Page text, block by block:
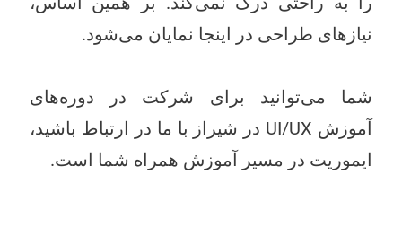
نیازهای طراحی در اینجا نمایان می‌شود.
شما می‌توانید برای شرکت در دوره‌های
آموزش UI/UX در شیراز با ما در ارتباط باشید،
ایموریت در مسیر آموزش همراه شما است.